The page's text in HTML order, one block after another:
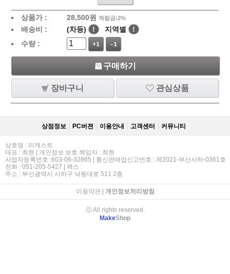
상품가 : 28,500원 적립금:2%
배송비 : (차등) ! 지역별
!
수량 :
+1 -1
구매하기
장바구니 관심상품
상점정보 PC버젼 이용안내 고객센터 커뮤니티
상호명 : 리캐스트
대표 : 최현 | 개인정보 보호 책임자 : 최현
사업자등록번호 :603-06-32865 | 통신판매업신고번호 : 제2021-부산사하-0361호
전화 : 051-205-5427 | 팩스 :
주소 : 부산광역시 사하구 낙동대로 511 2층
이용약관| 개인정보처리방침
ⓒ All rights reserved.
MakeShop